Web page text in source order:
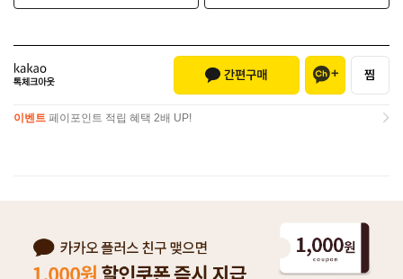
이벤트 페이포인트 적립 혜택 2배 UP!